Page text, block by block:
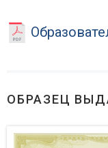
ОБРАЗЕЦ